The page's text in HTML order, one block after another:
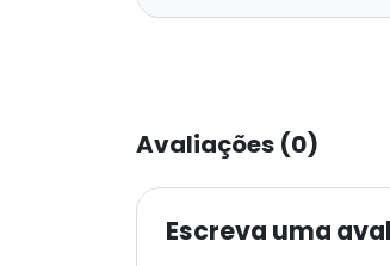
Avaliações (0)
Escreva uma